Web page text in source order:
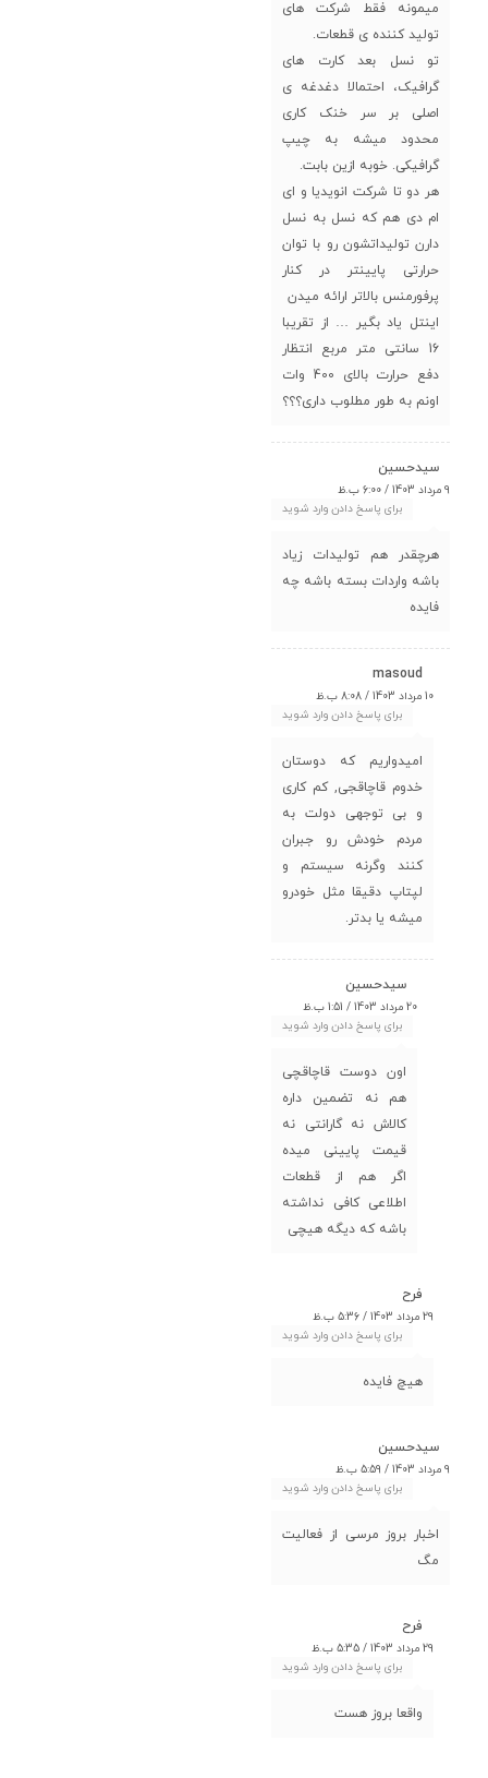
میمونه فقط شرکت های
تولید کننده ی قطعات.
تو نسل بعد کارت های
گرافیک، احتمالا دغدغه ی
اصلی بر سر خنک کاری
محدود میشه به چیپ
گرافیکی. خوبه ازین بابت.
هر دو تا شرکت انویدیا و ای
ام دی هم که نسل به نسل
دارن تولیداتشون رو با توان
حرارتی پایینتر در کنار
پرفورمنس بالاتر ارائه میدن
اینتل یاد بگیر … از تقریبا
16 سانتی متر مربع انتظار
دفع حرارت بالای 400 وات
اونم به طور مطلوب داری؟؟؟
سیدحسین
9 مرداد 1403 / 6:00 ب.ظ
برای پاسخ دادن وارد شوید
هرچقدر هم تولیدات زیاد
باشه واردات بسته باشه چه
فایده
masoud
10 مرداد 1403 / 8:08 ب.ظ
برای پاسخ دادن وارد شوید
امیدواریم که دوستان
خدوم قاچاقجی, کم کاری
و بی توجهی دولت به
مردم خودش رو جبران
کنند وگرنه سیستم و
لپتاپ دقیقا مثل خودرو
میشه یا بدتر.
سیدحسین
20 مرداد 1403 / 1:51 ب.ظ
برای پاسخ دادن وارد شوید
اون دوست قاچاقچی
هم نه تضمین داره
کالاش نه گارانتی نه
قیمت پایینی میده
اگر هم از قطعات
اطلاعی کافی نداشته
باشه که دیگه هیچی
فرح
29 مرداد 1403 / 5:36 ب.ظ
برای پاسخ دادن وارد شوید
هیچ فایده
سیدحسین
9 مرداد 1403 / 5:59 ب.ظ
برای پاسخ دادن وارد شوید
اخبار بروز مرسی از فعالیت
مگ
فرح
29 مرداد 1403 / 5:35 ب.ظ
برای پاسخ دادن وارد شوید
واقعا بروز هست